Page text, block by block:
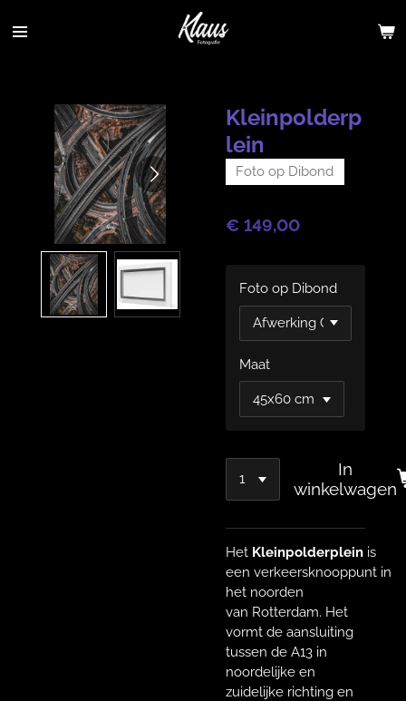
direct
Kleinpolderp
lein
Foto op Dibond
€ 149,00
Foto op Dibond
Maat
In
winkelwagen
Het Kleinpolderplein is
een verkeersknooppunt in
het noorden
van Rotterdam. Het
vormt de aansluiting
tussen de A13 in
noordelijke en
zuidelijke richting en